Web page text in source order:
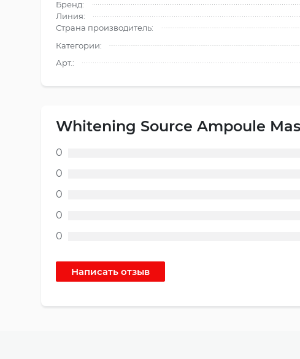
Бренд:
Линия:
Страна производитель:
Категории:
Арт.:
Whitening Source Ampoule
0
0
0
0
0